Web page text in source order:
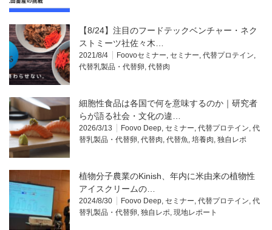
【8/24】注目のフードテックベンチャー・ネク
ストミーツ社佐々木…
2021/8/4 Foovoセミナー, セミナー, 代替プロテイン,
代替乳製品・代替卵, 代替肉
細胞性食品は各国で何を意味するのか｜研究者
らが語る社会・文化の違…
2026/3/13 Foovo Deep, セミナー, 代替プロテイン, 代
替乳製品・代替卵, 代替肉, 代替魚, 培養肉, 独自レポ
植物分子農業のKinish、年内に米由来の植物性
アイスクリームの…
2024/8/30 Foovo Deep, セミナー, 代替プロテイン, 代
替乳製品・代替卵, 独自レポ, 現地レポート